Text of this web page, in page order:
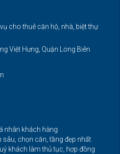
cho thuê căn hộ, nhà, biệt thự
Việt Hưng, Quận Long Biên
nhân khách hàng
sâu, chọn căn, tầng đẹp nhất
khách làm thủ tục, hợp đồng